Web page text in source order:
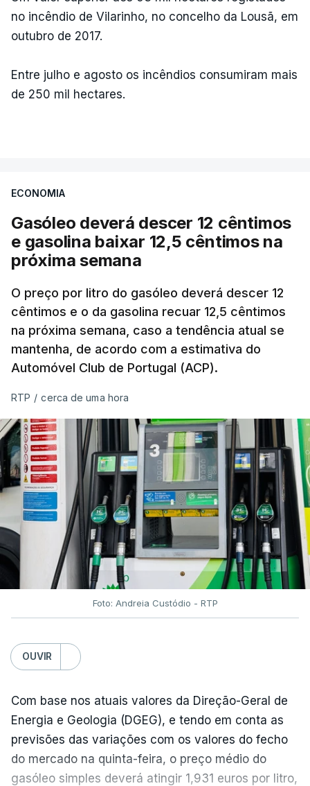
no incêndio de Vilarinho, no concelho da Lousã, em
outubro de 2017.
Entre julho e agosto os incêndios consumiram mais
de 250 mil hectares.
ECONOMIA
Gasóleo deverá descer 12 cêntimos
e gasolina baixar 12,5 cêntimos na
próxima semana
O preço por litro do gasóleo deverá descer 12
cêntimos e o da gasolina recuar 12,5 cêntimos
na próxima semana, caso a tendência atual se
mantenha, de acordo com a estimativa do
Automóvel Club de Portugal (ACP).
RTP / cerca de uma hora
Foto: Andreia Custódio - RTP
OUVIR
Com base nos atuais valores da Direção-Geral de
Energia e Geologia (DGEG), e tendo em conta as
previsões das variações com os valores do fecho
do mercado na quinta-feira, o preço médio do
gasóleo simples deverá atingir 1,931 euros por litro,